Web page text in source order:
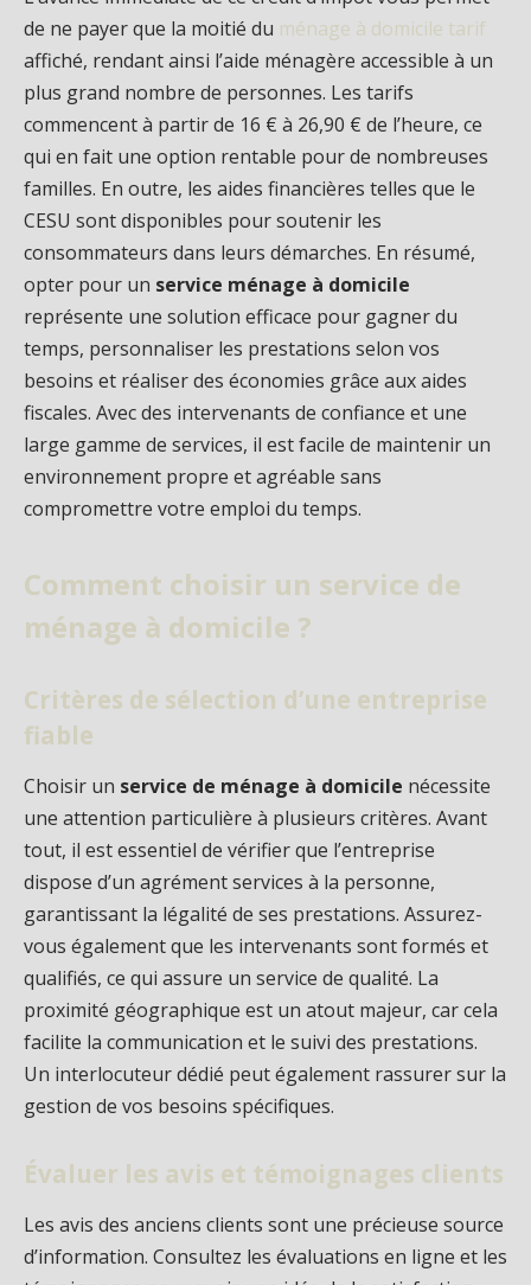
de ne payer que la moitié du ménage à domicile tarif
affiché, rendant ainsi l’aide ménagère accessible à un
plus grand nombre de personnes. Les tarifs
commencent à partir de 16 € à 26,90 € de l’heure, ce
qui en fait une option rentable pour de nombreuses
familles. En outre, les aides financières telles que le
CESU sont disponibles pour soutenir les
consommateurs dans leurs démarches. En résumé,
opter pour un service ménage à domicile
représente une solution efficace pour gagner du
temps, personnaliser les prestations selon vos
besoins et réaliser des économies grâce aux aides
fiscales. Avec des intervenants de confiance et une
large gamme de services, il est facile de maintenir un
environnement propre et agréable sans
compromettre votre emploi du temps.
Comment choisir un service de
ménage à domicile ?
Critères de sélection d’une entreprise
fiable
Choisir un service de ménage à domicile nécessite
une attention particulière à plusieurs critères. Avant
tout, il est essentiel de vérifier que l’entreprise
dispose d’un agrément services à la personne,
garantissant la légalité de ses prestations. Assurez-
vous également que les intervenants sont formés et
qualifiés, ce qui assure un service de qualité. La
proximité géographique est un atout majeur, car cela
facilite la communication et le suivi des prestations.
Un interlocuteur dédié peut également rassurer sur la
gestion de vos besoins spécifiques.
Évaluer les avis et témoignages clients
Les avis des anciens clients sont une précieuse source
d’information. Consultez les évaluations en ligne et les